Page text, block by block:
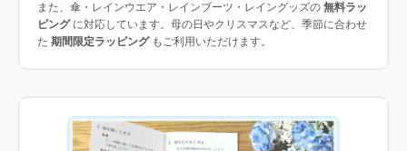
また、傘・レインウエア・レインブーツ・レイングッズの 無料ラッ
ピングに対応しています。母の日やクリスマスなど、季節に合わせ
た 期間限定ラッピングもご利用いただけます。